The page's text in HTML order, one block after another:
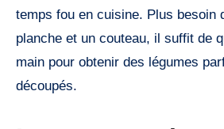
temps fou en cuisine. Plus besoin
planche et un couteau, il suffit de
main pour obtenir des légumes
découpés.